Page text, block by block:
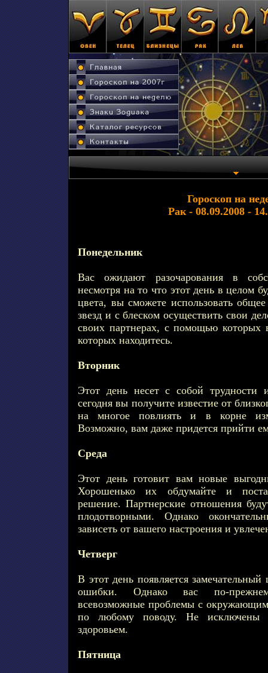
Гороскоп на
Рак - 08.09.2008 -
Понедельник
Вас ожидают разочарования в
несмотря на то что этот день в целом
цвета, вы сможете использовать
звезд и с блеском осуществить свои
своих партнерах, с помощью которых
которых находитесь.
Вторник
Этот день несет с собой трудности
сегодня вы получите известие от
на многое повлиять и в корне
Возможно, вам даже придется прийти
Среда
Этот день готовит вам новые
Хорошенько их обдумайте и
решение. Партнерские отношения
плодотворными. Однако
зависеть от вашего настроения и
Четверг
В этот день появляется
ошибки. Однако вас по-
всевозможные проблемы с
по любому поводу. Не исключены
здоровьем.
Пятница